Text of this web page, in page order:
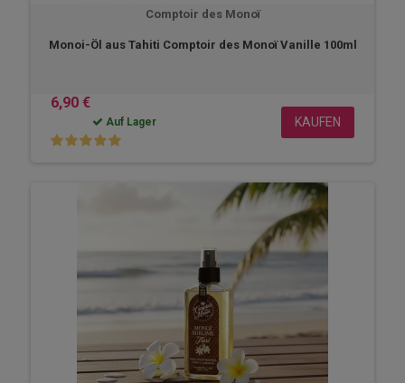
Comptoir des Monoï
Monoi-Öl aus Tahiti Comptoir des Monoï Vanille 100ml
6,90 €
Auf Lager KAUFEN